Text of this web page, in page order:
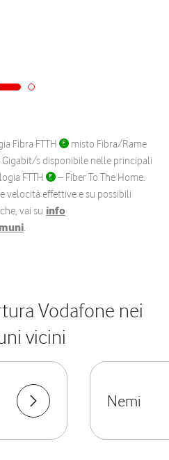
Fibra FTTH
misto Fibra/Rame
Gigabit/s disponibile nelle principali
FTTH
– Fiber To The Home.
velocità effettive e su possibili
vai su info
.
Vodafone nei
vicini
Nemi